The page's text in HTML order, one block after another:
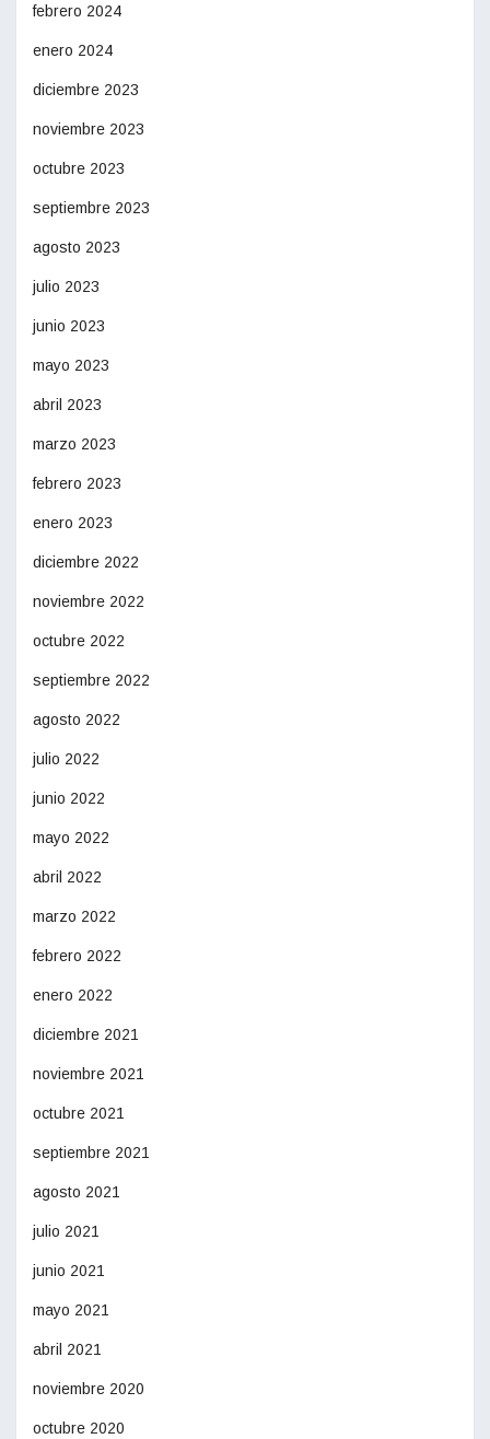
febrero 2024
enero 2024
diciembre 2023
noviembre 2023
octubre 2023
septiembre 2023
agosto 2023
julio 2023
junio 2023
mayo 2023
abril 2023
marzo 2023
febrero 2023
enero 2023
diciembre 2022
noviembre 2022
octubre 2022
septiembre 2022
agosto 2022
julio 2022
junio 2022
mayo 2022
abril 2022
marzo 2022
febrero 2022
enero 2022
diciembre 2021
noviembre 2021
octubre 2021
septiembre 2021
agosto 2021
julio 2021
junio 2021
mayo 2021
abril 2021
noviembre 2020
octubre 2020